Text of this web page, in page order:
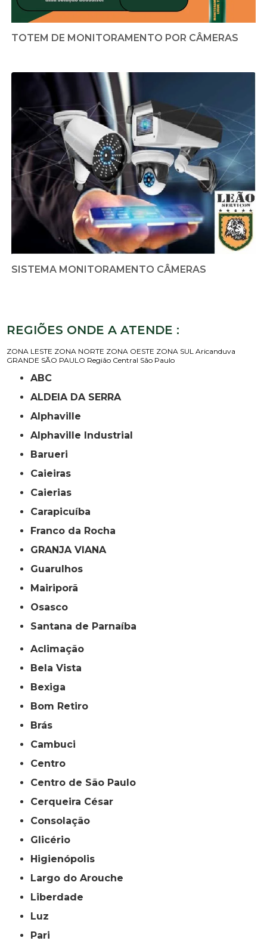
TOTEM DE MONITORAMENTO POR CÂMERAS
SISTEMA MONITORAMENTO CÂMERAS
REGIÕES ONDE A ATENDE :
ZONA LESTE ZONA NORTE ZONA OESTE ZONA SUL Aricanduva
GRANDE SÃO PAULO Região Central São Paulo
ABC
ALDEIA DA SERRA
Alphaville
Alphaville Industrial
Barueri
Caieiras
Caierias
Carapicuíba
Franco da Rocha
GRANJA VIANA
Guarulhos
Mairiporã
Osasco
Santana de Parnaíba
Aclimação
Bela Vista
Bexiga
Bom Retiro
Brás
Cambuci
Centro
Centro de São Paulo
Cerqueira César
Consolação
Glicério
Higienópolis
Largo do Arouche
Liberdade
Luz
Pari